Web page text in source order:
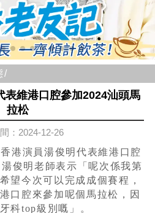
/
表維港口腔參加2024汕頭馬
拉松
：2024-12-26
港演員湯俊明代表維港口腔
俊明老師表示「呢次係我第
望今次可以完成成個賽程，
口腔來參加呢個馬拉松，因
科top級別嘅」。